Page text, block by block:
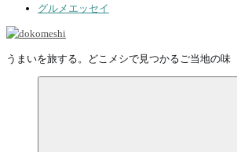
グルメエッセイ
うまいを旅する。どこメシで見つかるご当地の味